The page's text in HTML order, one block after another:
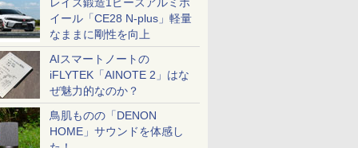
イール「CE28 N-plus」軽量
なままに剛性を向上
AIスマートノートの
iFLYTEK「AINOTE 2」はな
ぜ魅力的なのか？
鳥肌ものの「DENON
HOME」サウンドを体感し